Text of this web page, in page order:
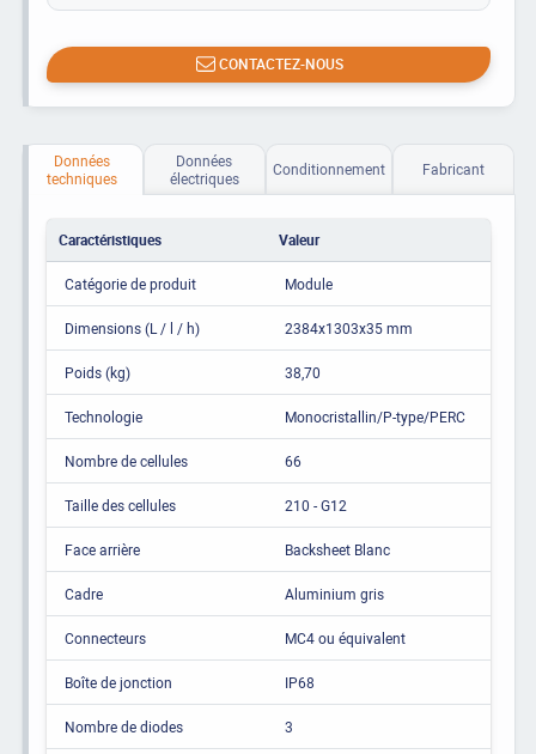
CONTACTEZ-NOUS
Données
techniques
Données
électriques
Conditionnement Fabricant
Caractéristiques Valeur
Catégorie de produit Module
Dimensions (L / l / h) 2384x1303x35 mm
Poids (kg) 38,70
Technologie Monocristallin/P-type/PERC
Nombre de cellules 66
Taille des cellules 210 - G12
Face arrière Backsheet Blanc
Cadre Aluminium gris
Connecteurs MC4 ou équivalent
Boîte de jonction IP68
Nombre de diodes 3